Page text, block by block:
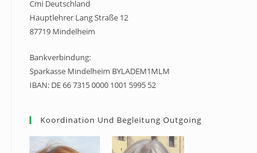
Cmi Deutschland
Hauptlehrer Lang Straße 12
87719 Mindelheim
Bankverbindung:
Sparkasse Mindelheim BYLADEM1MLM
IBAN: DE 66 7315 0000 1001 5995 52
Koordination Und Begleitung Outgoing